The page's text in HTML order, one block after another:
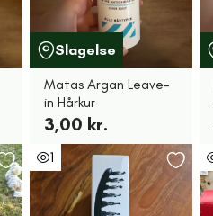
Slagelse
Matas Argan Leave-
in Hårkur
3,00 kr.
1